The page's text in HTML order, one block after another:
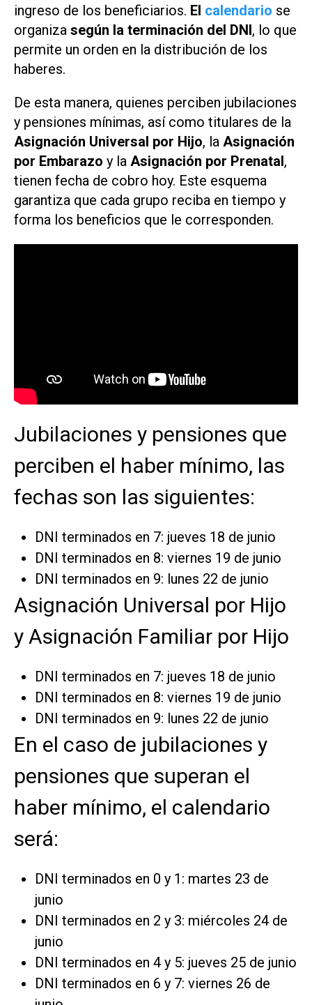
ingreso de los beneficiarios. El calendario se
organiza según la terminación del DNI, lo que
permite un orden en la distribución de los
haberes.
De esta manera, quienes perciben jubilaciones
y pensiones mínimas, así como titulares de la
Asignación Universal por Hijo, la Asignación
por Embarazo y la Asignación por Prenatal,
tienen fecha de cobro hoy. Este esquema
garantiza que cada grupo reciba en tiempo y
forma los beneficios que le corresponden.​​​​​​
Jubilaciones y pensiones que
perciben el haber mínimo, las
fechas son las siguientes:
DNI terminados en 7: jueves 18 de junio
DNI terminados en 8: viernes 19 de junio
DNI terminados en 9: lunes 22 de junio
Asignación Universal por Hijo
y Asignación Familiar por Hijo
DNI terminados en 7: jueves 18 de junio
DNI terminados en 8: viernes 19 de junio
DNI terminados en 9: lunes 22 de junio
En el caso de jubilaciones y
pensiones que superan el
haber mínimo, el calendario
será:
DNI terminados en 0 y 1: martes 23 de
junio
DNI terminados en 2 y 3: miércoles 24 de
junio
DNI terminados en 4 y 5: jueves 25 de junio
DNI terminados en 6 y 7: viernes 26 de